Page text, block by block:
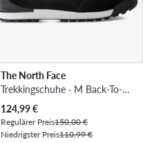
The North Face
Trekkingschuhe · M Back-To-Berkeley Iv Textile WpNF0A8177KK91 · Rosa
Aktueller Preis
124,99€
Regulärer Preis150,00 €
Niedrigster Preis110,99 €